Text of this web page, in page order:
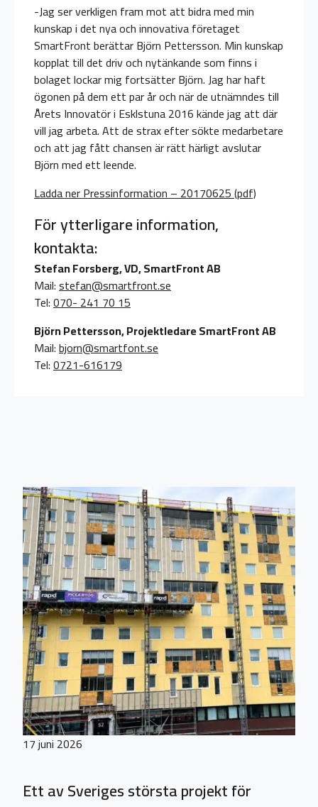
-Jag ser verkligen fram mot att bidra med min
kunskap i det nya och innovativa företaget
SmartFront berättar Björn Pettersson. Min kunskap
kopplat till det driv och nytänkande som finns i
bolaget lockar mig fortsätter Björn. Jag har haft
ögonen på dem ett par år och när de utnämndes till
Årets Innovatör i Esklstuna 2016 kände jag att där
vill jag arbeta. Att de strax efter sökte medarbetare
och att jag fått chansen är rätt härligt avslutar
Björn med ett leende.
Ladda ner Pressinformation – 20170625 (pdf)
För ytterligare information,
kontakta:
Stefan Forsberg, VD, SmartFront AB
Mail:stefan@smartfront.se
Tel:070- 241 70 15
Björn Pettersson, Projektledare SmartFront AB
Mail:bjorn@smartfont.se
Tel:0721-616179
17 juni 2026
Ett av Sveriges största projekt för